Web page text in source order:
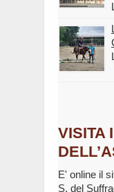
VISITA
E' online il
S. del